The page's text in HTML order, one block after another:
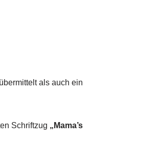
als auch ein
Schriftzug „Mama’s